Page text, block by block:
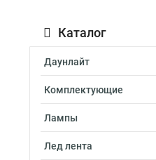
Каталог
Даунлайт
Комплектующие
Лампы
Лед лента